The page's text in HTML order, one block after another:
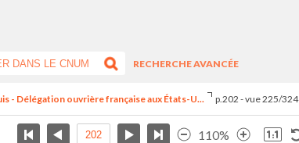
RECHERCHE AVANCÉE
- Délégation ouvrière française aux États-U... p.202 - vue 225/324
110%